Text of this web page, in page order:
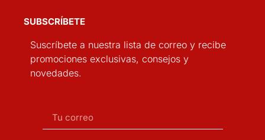
SUBSCRÍBETE
Suscríbete a nuestra lista de correo y recibe
promociones exclusivas, consejos y
novedades.